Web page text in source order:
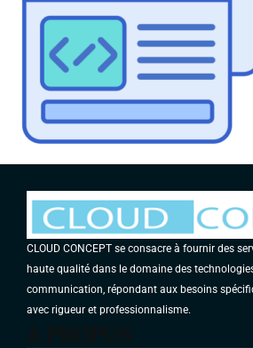
CLOUD CONCEPT se consacre à fournir des
haute qualité dans le domaine des
communication, répondant aux besoins
avec rigueur et professionnalisme.